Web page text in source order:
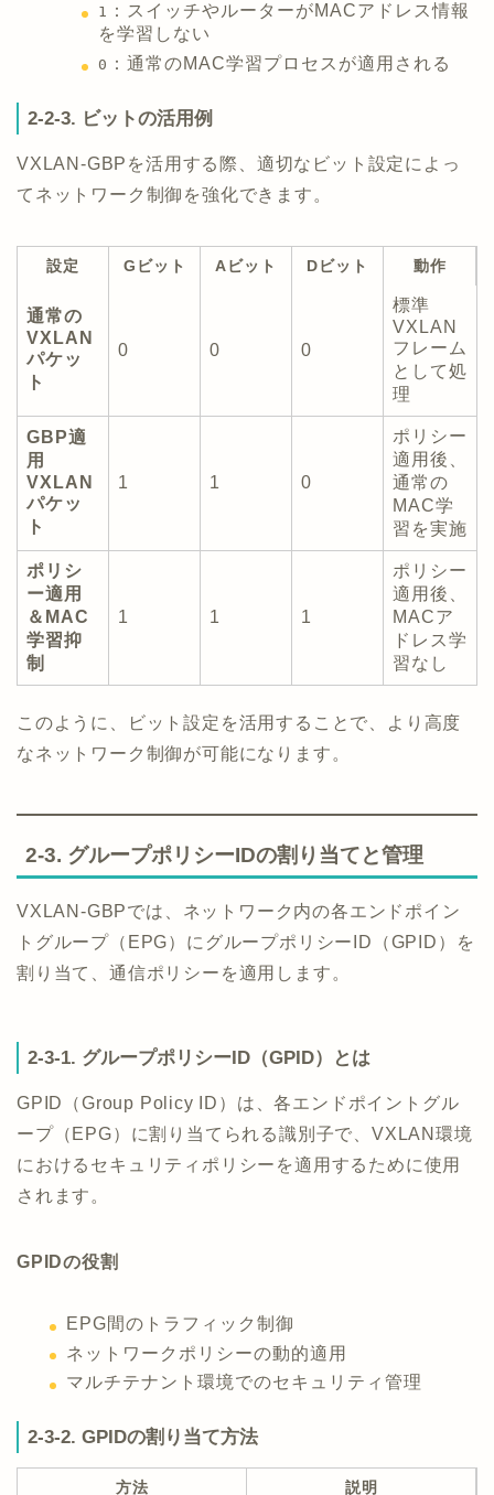
1 ：スイッチやルーターがMACアドレス情報
を学習しない
0 ：通常のMAC学習プロセスが適用される
2-2-3. ビットの活用例
VXLAN-GBPを活用する際、適切なビット設定によっ
てネットワーク制御を強化できます。
設定 Gビット Aビット Dビット 動作
通常の
VXLAN
パケッ
ト
0 0 0
標準
VXLAN
フレーム
として処
理
GBP適
用
VXLAN
パケッ
ト
1 1 0
ポリシー
適用後、
通常の
MAC学
習を実施
ポリシ
ー適用
＆MAC
学習抑
制
1 1 1
ポリシー
適用後、
MACア
ドレス学
習なし
このように、ビット設定を活用することで、より高度
なネットワーク制御が可能になります。
2-3. グループポリシーIDの割り当てと管理
VXLAN-GBPでは、ネットワーク内の各エンドポイン
トグループ（EPG）にグループポリシーID（GPID）を
割り当て、通信ポリシーを適用します。
2-3-1. グループポリシーID（GPID）とは
GPID（Group Policy ID）は、各エンドポイントグル
ープ（EPG）に割り当てられる識別子で、VXLAN環境
におけるセキュリティポリシーを適用するために使用
されます。
GPIDの役割
EPG間のトラフィック制御
ネットワークポリシーの動的適用
マルチテナント環境でのセキュリティ管理
2-3-2. GPIDの割り当て方法
方法 説明